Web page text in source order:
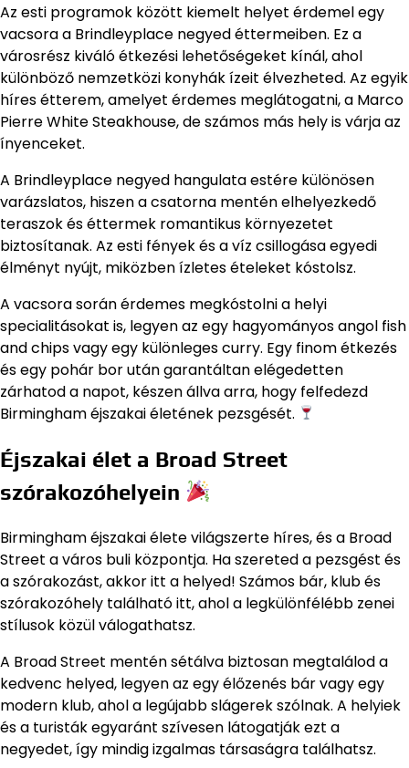
Az esti programok között kiemelt helyet érdemel egy
vacsora a Brindleyplace negyed éttermeiben. Ez a
városrész kiváló étkezési lehetőségeket kínál, ahol
különböző nemzetközi konyhák ízeit élvezheted. Az egyik
híres étterem, amelyet érdemes meglátogatni, a Marco
Pierre White Steakhouse, de számos más hely is várja az
ínyenceket.
A Brindleyplace negyed hangulata estére különösen
varázslatos, hiszen a csatorna mentén elhelyezkedő
teraszok és éttermek romantikus környezetet
biztosítanak. Az esti fények és a víz csillogása egyedi
élményt nyújt, miközben ízletes ételeket kóstolsz.
A vacsora során érdemes megkóstolni a helyi
specialitásokat is, legyen az egy hagyományos angol fish
and chips vagy egy különleges curry. Egy finom étkezés
és egy pohár bor után garantáltan elégedetten
zárhatod a napot, készen állva arra, hogy felfedezd
Birmingham éjszakai életének pezsgését.
Éjszakai élet a Broad Street
szórakozóhelyein
Birmingham éjszakai élete világszerte híres, és a Broad
Street a város buli központja. Ha szereted a pezsgést és
a szórakozást, akkor itt a helyed! Számos bár, klub és
szórakozóhely található itt, ahol a legkülönfélébb zenei
stílusok közül válogathatsz.
A Broad Street mentén sétálva biztosan megtalálod a
kedvenc helyed, legyen az egy élőzenés bár vagy egy
modern klub, ahol a legújabb slágerek szólnak. A helyiek
és a turisták egyaránt szívesen látogatják ezt a
negyedet, így mindig izgalmas társaságra találhatsz.